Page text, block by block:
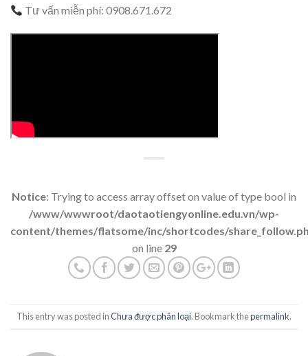
Tư vấn miễn phí: 0908.671.672
Notice: Trying to access array offset on value of type bool in
/www/wwwroot/daotaotiengyonline.edu.vn/wp-
content/themes/flatsome/inc/shortcodes/
on line 29
This entry was posted inChưa được phân loại. Bookmark thepermalink.